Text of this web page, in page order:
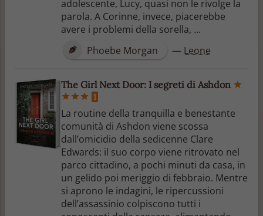
adolescente, Lucy, quasi non le rivolge la
parola. A Corinne, invece, piacerebbe
avere i problemi della sorella, ...
Phoebe Morgan
— Leone
The Girl Next Door: I segreti di Ashdon
1
La routine della tranquilla e benestante
comunità di Ashdon viene scossa
dall’omicidio della sedicenne Clare
Edwards: il suo corpo viene ritrovato nel
parco cittadino, a pochi minuti da casa, in
un gelido poi meriggio di febbraio. Mentre
si aprono le indagini, le ripercussioni
dell’assassinio colpiscono tutti i